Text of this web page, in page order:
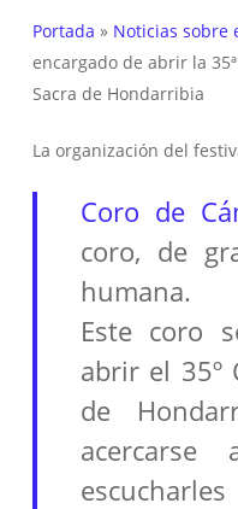
Portada » Noticias sobre
encargado de abrir la
Sacra de Hondarribia
La organización del
Coro de
coro, de
humana.
Este coro
abrir el 35º
de